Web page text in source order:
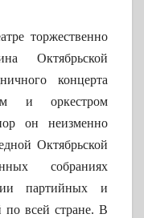
торжественно
Октябрьской
концерта
и оркестром
он неизменно
Октябрьской
собраниях
партийных и
по всей стране. В